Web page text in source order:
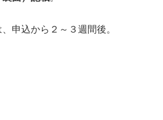
申込から２～３週間後。